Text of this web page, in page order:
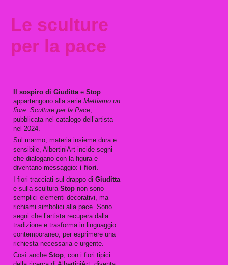
Le sculture
per la pace
Il sospiro di Giudittae Stop
appartengono alla serie Mettiamo un
fiore. Sculture per la Pace,
pubblicata nel catalogo dell’artista
nel 2024.
Sul marmo, materia insieme dura e
sensibile, AlbertiniArt incide segni
che dialogano con la figura e
diventano messaggio: i fiori
I fiori tracciati sul drappo di Giuditta
e sulla scultura Stopnon sono
semplici elementi decorativi, ma
richiami simbolici alla pace. Sono
segni che l’artista recupera dalla
tradizione e trasforma in linguaggio
contemporaneo, per esprimere una
richiesta necessaria e urgente.
Così anche Stop, con i fiori tipici